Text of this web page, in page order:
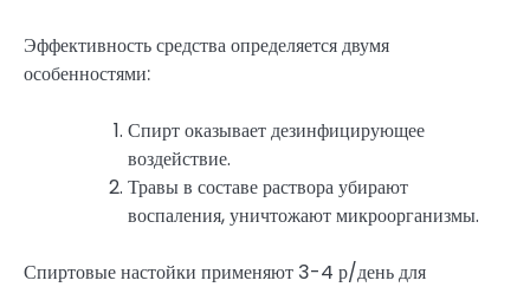
Эффективность средства определяется двумя
особенностями:
Спирт оказывает дезинфицирующее
воздействие.
Травы в составе раствора убирают
воспаления, уничтожают микроорганизмы.
Спиртовые настойки применяют 3-4 р/день для